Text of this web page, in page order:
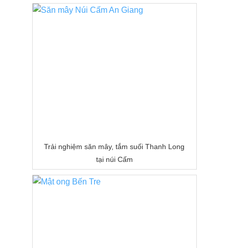
Trải nghiệm săn mây, tắm suối Thanh Long
tại núi Cấm